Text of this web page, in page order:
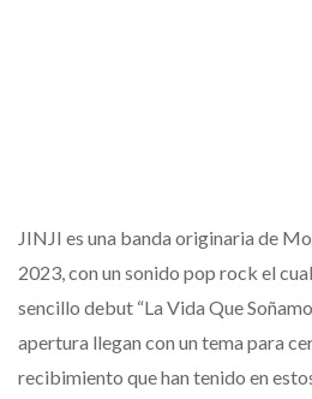
JINJI es una banda originaria de
2023, con un sonido pop rock el
sencillo debut “La Vida Que
apertura llegan con un tema para
recibimiento que han tenido en